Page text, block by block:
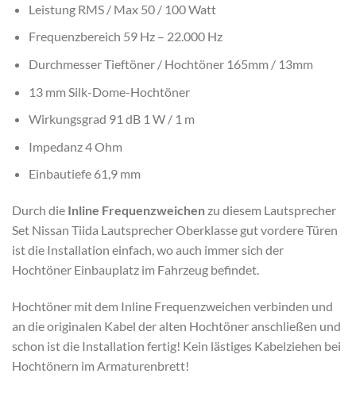
Leistung RMS / Max 50 / 100 Watt
Frequenzbereich 59 Hz – 22.000 Hz
Durchmesser Tieftöner / Hochtöner 165mm / 13mm
13 mm Silk-Dome-Hochtöner
Wirkungsgrad 91 dB 1 W / 1 m
Impedanz 4 Ohm
Einbautiefe 61,9 mm
Durch die Inline Frequenzweichenzu diesem Lautsprecher
Set Nissan Tiida Lautsprecher Oberklasse gut vordere Türen
ist die Installation einfach, wo auch immer sich der
Hochtöner Einbauplatz im Fahrzeug befindet.
Hochtöner mit dem Inline Frequenzweichen verbinden und
an die originalen Kabel der alten Hochtöner anschließen und
schon ist die Installation fertig! Kein lästiges Kabelziehen bei
Hochtönern im Armaturenbrett!